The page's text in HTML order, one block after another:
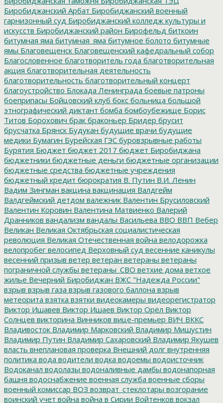
Биробиджанский Арбат Биробиджанский военный
гарнизонный суд Биробиджанский колледж культуры и
искусств Биробиджанский район Бирофельд биткоин
битумная яма битумная_яма битумное болото битумные
ямы Благовещенск Благовещенский кафедральный собор
Благословенное благотворитель года благотворительная
акция благотворительная деятельность
благотворительность благотворительный концерт
благоустройство Блокада Ленинграда боевые патроны
боеприпасы Бойцовский клуб бокс больница большой
этнографический диктант бомба бомбоубежище Борис
Титов Борохович брак браконьер Бридер брусит
брусчатка Брянск Будукан будущие врачи будущие
медики Бумагин Бурейская ГЭС буровзрывные работы
Бурятия Бюджет бюджет 2017 бюджет Биробиджана
бюджетники бюджетные деньги бюджетные организации
бюджетные средства бюджетные учреждения
бюджетный кредит бюрократия В. Путин В.И. Ленин
Вадим Зингман вакцина вакцинация Валдгейм
Валдгеймский детдом валежник Валентин Брусиловский
Валентин Коровин Валентина Матвиенко Валерий
Дранников вандализм вандалы Васильева ВВО ВВП Вебер
Великан Великая Октябрьская социалистическая
революция Великая Отечественная война велодорожка
велопробег велосипед Верховный суд весенние каникулы
весенний призыв ветер ветеран ветераны ветераны
пограничной службы ветераны_СВО ветхие дома ветхое
жилье Вечерний Биробиджан ВЖС "Надежда России"
взрыв взрыв газа взрыв газового баллона взрыв
метеорита взятка взятки видеокамеры видеорегистратор
Виктор Ишавев Виктор Ишаев Виктор Орёл Виктор
Солнцев викторина Винников вице-премьер ВИЧ ВККС
Владивосток Владимир Марковский Владимир Мишустин
Владимир Путин Владимир Сахаровский Владимир Якушев
власть внеплановая проверка Внешний долг внутренняя
политика вода водители водка водоемы водоисточник
Водоканал водолазы водоналивные дамбы водонапорная
башня водоснабжение военная служба военные сборы
военный комиссар ВОЗ возврат_стеклотары возгорание
воинский учет война война в Сирии Войтенков вокзал